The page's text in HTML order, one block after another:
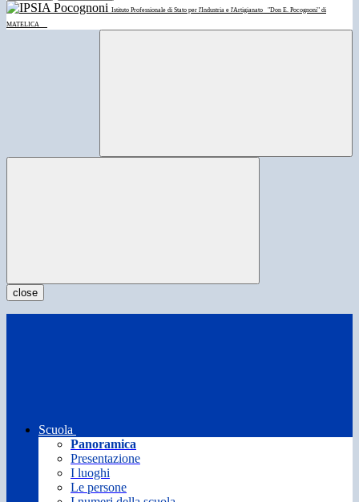
Istituto Professionale di Stato per l'Industria e l'Artigianato
"Don E. Pocognoni" di
MATELICA
close
Scuola
Panoramica
Presentazione
I luoghi
Le persone